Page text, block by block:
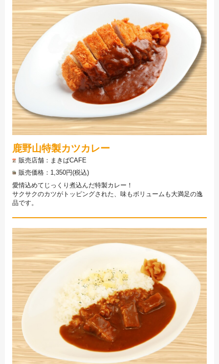
鹿野山特製カツカレー
販売店舗
まきばCAFE
販売価格
1,350円(税込)
愛情込めてじっくり煮込んだ特製カレー！
サクサクのカツがトッピングされた、味もボリュームも大満足の逸
品です。